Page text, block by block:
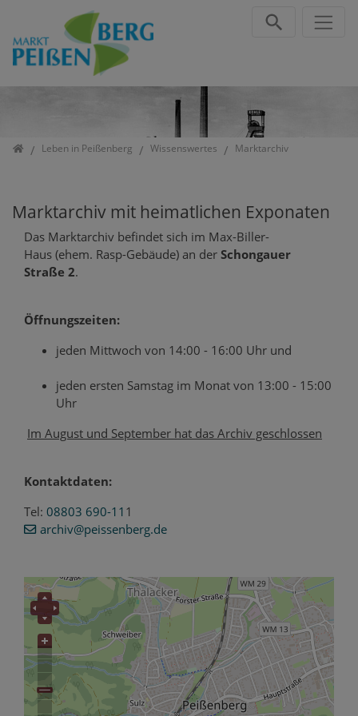
Direkt zur Hauptnavigation springen
Startseite
Leben in Peißenberg Wissenswertes Marktarchiv
Marktarchiv mit heimatlichen Exponaten
Das Marktarchiv befindet sich im Max-Biller-
Haus (ehem. Rasp-Gebäude) an der Schongauer
Straße 2.
Öffnungszeiten:
jeden Mittwoch von 14:00 - 16:00 Uhr und
jeden ersten Samstag im Monat von 13:00 - 15:00
Uhr
Im August und September hat das Archiv geschlossen
Kontaktdaten:
Tel: 08803 690-11 1
archiv@peissenberg.de